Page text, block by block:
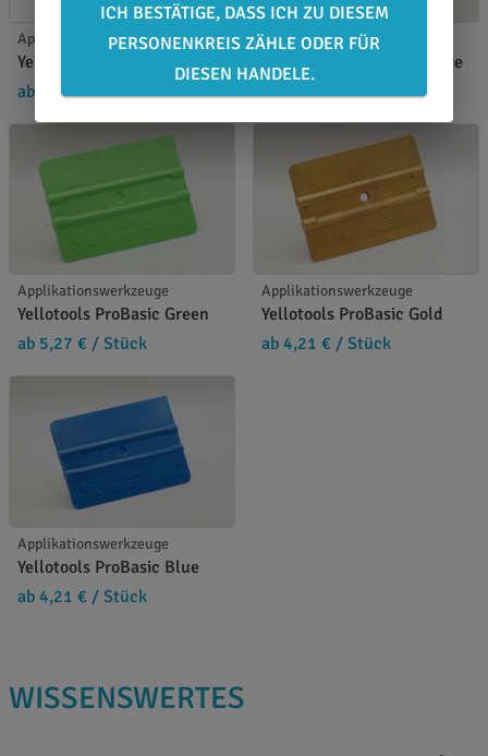
Applikationswerkzeuge
Yellotools ProBasic Teflon
ab 4,89 €/ Stück
Applikationswerkzeuge
Yellotools ProBasic Orange
ab 3,06 €/ Stück
Applikationswerkzeuge
Yellotools ProBasic Green
ab 5,27 € / Stück
Applikationswerkzeuge
Yellotools ProBasic Gold
ab 4,21 € / Stück
Applikationswerkzeuge
Yellotools ProBasic Blue
ab 4,21 € / Stück
WISSENSWERTES
ICH BESTÄTIGE, DASS ICH ZU DIESEM
PERSONENKREIS ZÄHLE ODER FÜR
DIESEN HANDELE.